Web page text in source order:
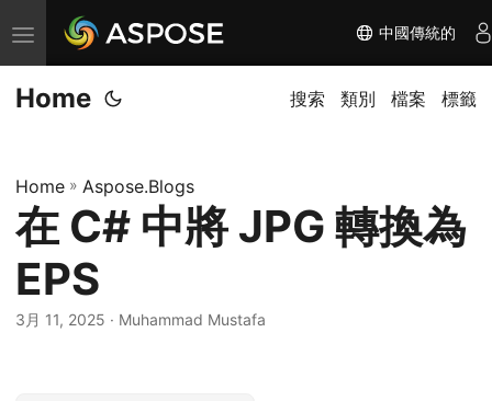
切
换
导
中國傳統的
Home 搜索 類別 檔案 標籤
Home » Aspose.Blogs
在 C# 中將 JPG 轉換為
EPS
3月 11, 2025 · Muhammad Mustafa